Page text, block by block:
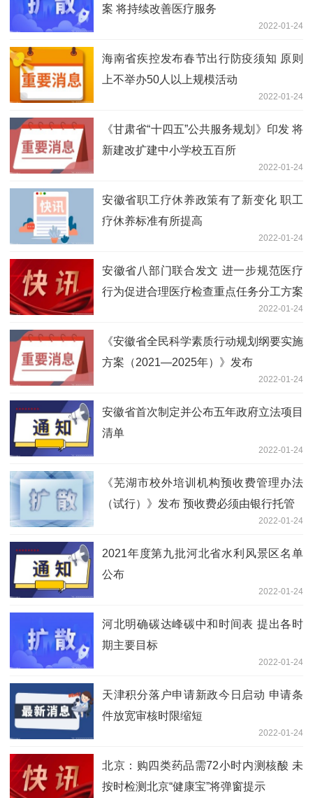
案 将持续改善医疗服务
2022-01-24
海南省疾控发布春节出行防疫须知 原则
上不举办50人以上规模活动
2022-01-24
《甘肃省“十四五”公共服务规划》印发 将
新建改扩建中小学校五百所
2022-01-24
安徽省职工疗休养政策有了新变化 职工
疗休养标准有所提高
2022-01-24
安徽省八部门联合发文 进一步规范医疗
行为促进合理医疗检查重点任务分工方案
2022-01-24
《安徽省全民科学素质行动规划纲要实施
方案（2021—2025年）》发布
2022-01-24
安徽省首次制定并公布五年政府立法项目
清单
2022-01-24
《芜湖市校外培训机构预收费管理办法
（试行）》发布 预收费必须由银行托管
2022-01-24
2021年度第九批河北省水利风景区名单
公布
2022-01-24
河北明确碳达峰碳中和时间表 提出各时
期主要目标
2022-01-24
天津积分落户申请新政今日启动 申请条
件放宽审核时限缩短
2022-01-24
北京：购四类药品需72小时内测核酸 未
按时检测北京“健康宝”将弹窗提示